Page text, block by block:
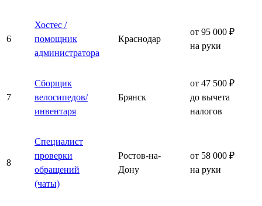
6
Хостес /
помощник
администратора
Краснодар
от 95 000 ₽
на руки
7
Сборщик
велосипедов/
инвентаря
Брянск
от 47 500 ₽
до вычета
налогов
8
Специалист
проверки
обращений
(чаты)
Ростов-на-
Дону
от 58 000 ₽
на руки